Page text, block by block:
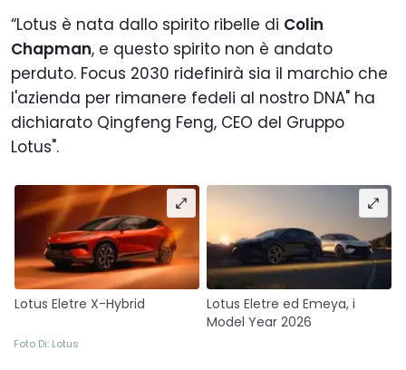
“Lotus è nata dallo spirito ribelle di Colin
Chapman, e questo spirito non è andato
perduto. Focus 2030 ridefinirà sia il marchio che
l'azienda per rimanere fedeli al nostro DNA" ha
dichiarato Qingfeng Feng, CEO del Gruppo
Lotus".
Lotus Eletre X-Hybrid
Lotus Eletre ed Emeya, i
Model Year 2026
Foto Di: Lotus